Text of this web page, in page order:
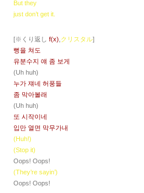
But they
just don’t get it.
[※くり返し f(x) クリスタル]
뻥을 쳐도
유분수지 얘 좀 보게
(Uh huh)
누가 쟤네 허풍들
좀 막아볼래
(Uh huh)
또 시작이네
입만 열면 막무가내
(Huh!)
(Stop it)
Oops! Oops!
(They’re sayin’)
Oops! Oops!